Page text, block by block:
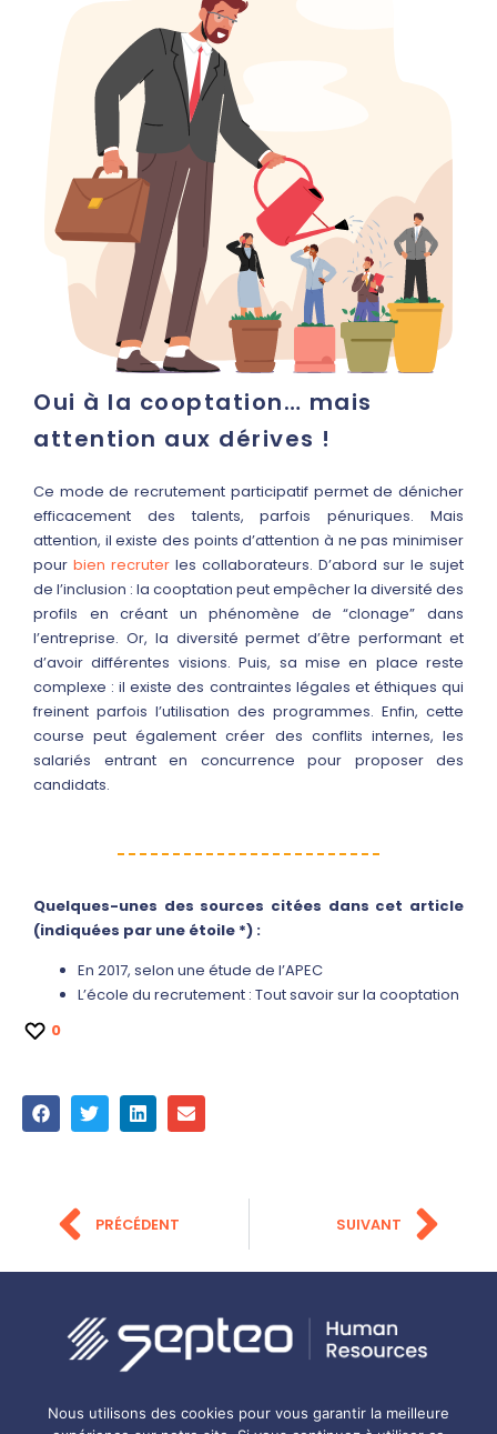
Oui à la cooptation… mais
attention aux dérives !
Ce mode de recrutement participatif permet de dénicher
efficacement des talents, parfois pénuriques. Mais
attention, il existe des points d’attention à ne pas minimiser
pour bien recruter les collaborateurs. D’abord sur le sujet
de l’inclusion : la cooptation peut empêcher la diversité des
profils en créant un phénomène de “clonage” dans
l’entreprise. Or, la diversité permet d’être performant et
d’avoir différentes visions. Puis, sa mise en place reste
complexe : il existe des contraintes légales et éthiques qui
freinent parfois l’utilisation des programmes. Enfin, cette
course peut également créer des conflits internes, les
salariés entrant en concurrence pour proposer des
candidats.
Quelques-unes des sources citées dans cet article
(indiquées par une étoile *) :
En 2017, selon une étude de l’APEC
L’école du recrutement : Tout savoir sur la cooptation
0
PRÉCÉDENT SUIVANT
Gestion des cookiesMentions légalesPolitique de confidentialité
Carrières Bonnes pratiques RH
Nous utilisons des cookies pour vous garantir la meilleure